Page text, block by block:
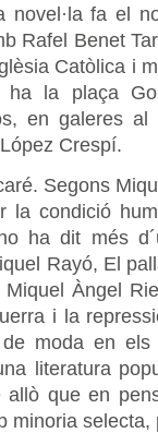
fa el
Rafel Benet
Catòlica i
la plaça
en galeres al
Crespí.
Segons
la condició
ha dit més
Rayó, El
Àngel
i la
moda en els
literatura
allò que en
minoria